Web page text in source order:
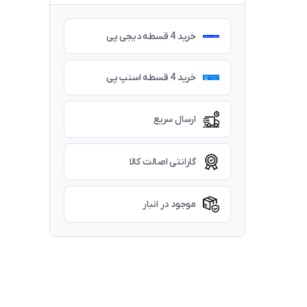
خرید 4 قسطه دیجی پی
خرید 4 قسطه اسنپ پی
ارسال سریع
گارانتی اصالت کالا
موجود در انبار